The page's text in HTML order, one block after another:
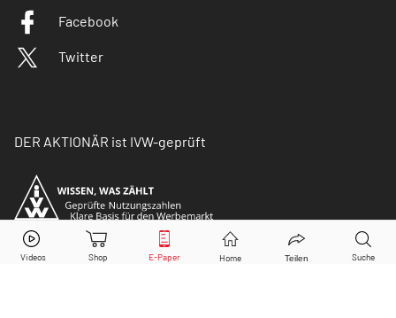
Facebook
Twitter
DER AKTIONÄR ist IVW-geprüft